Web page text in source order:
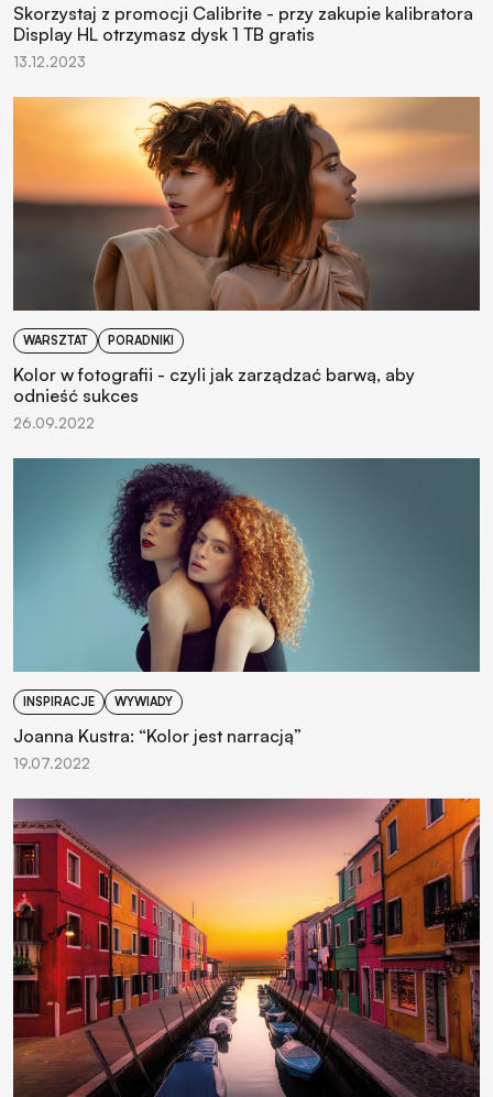
Skorzystaj z promocji Calibrite - przy zakupie kalibratora
Display HL otrzymasz dysk 1 TB gratis
13.12.2023
WARSZTAT PORADNIKI
Kolor w fotografii - czyli jak zarządzać barwą, aby
odnieść sukces
26.09.2022
INSPIRACJE WYWIADY
Joanna Kustra: “Kolor jest narracją”
19.07.2022